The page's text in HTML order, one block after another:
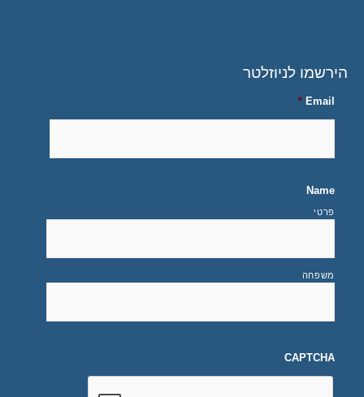
הירשמו לניוזלטר
Email
*
Name
פרטי
משפחה
CAPTCHA